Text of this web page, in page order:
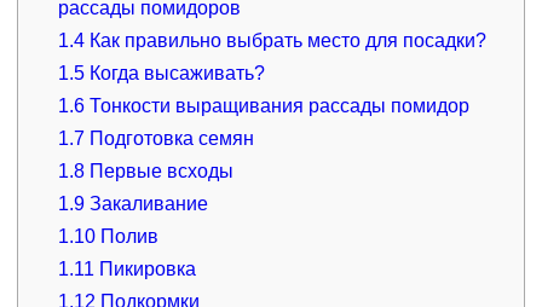
рассады помидоров
1.4 Как правильно выбрать место для посадки?
1.5 Когда высаживать?
1.6 Тонкости выращивания рассады помидор
1.7 Подготовка семян
1.8 Первые всходы
1.9 Закаливание
1.10 Полив
1.11 Пикировка
1.12 Подкормки